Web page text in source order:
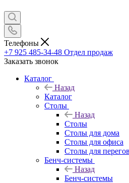
Телефоны
+7 925 485-34-48 Отдел продаж
Заказать звонок
Каталог
Назад
Каталог
Столы
Назад
Столы
Столы для дома
Столы для офиса
Столы для
Бенч-системы
Назад
Бенч-системы